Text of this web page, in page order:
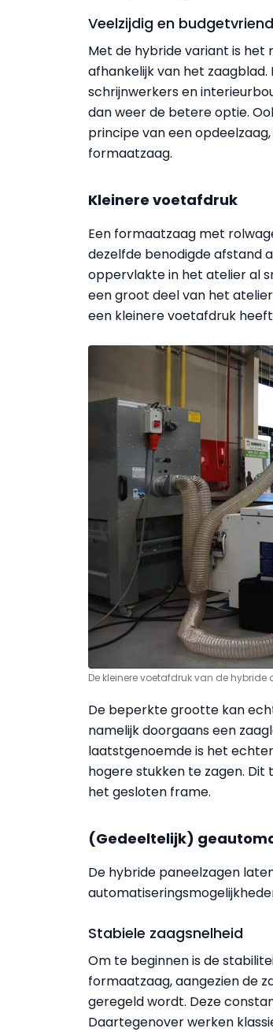
Veelzijdig en
Met de hybride variant is
afhankelijk van het
schrijnwerkers en
dan weer de betere optie.
principe van een
formaatzaag.
Kleinere voetafdruk
Een formaatzaag met
dezelfde benodigde afstand
oppervlakte in het atelier al
een groot deel van het
een kleinere voetafdruk
De kleinere voetafdruk van de
De beperkte grootte kan
namelijk doorgaans een
laatstgenoemde is het
hogere stukken te zagen. Dit
het gesloten frame.
(Gedeeltelijk)
De hybride paneelzagen
Stabiele zaagsnelheid
Om te beginnen is de
formaatzaag, aangezien de
geregeld wordt. Deze
Daartegenover werken